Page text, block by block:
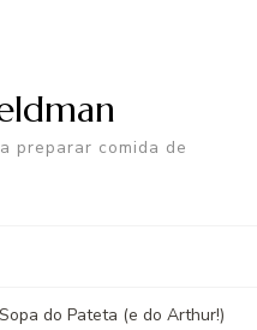
preparar comida de
Sopa do Pateta (e do Arthur!)